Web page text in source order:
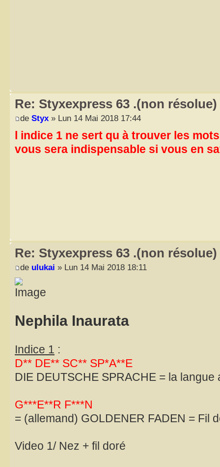
Re: Styxexpress 63 .(non résolue)
de Styx » Lun 14 Mai 2018 17:44
l indice 1 ne sert qu à trouver les
vous sera indispensable si vous en
Re: Styxexpress 63 .(non résolue)
de ulukai » Lun 14 Mai 2018 18:11
Nephila Inaurata
Indice 1 :
D** DE** SC** SP*A**E
DIE DEUTSCHE SPRACHE = la langue
G***E**R F***N
= (allemand) GOLDENER FADEN = Fil
Video 1/ Nez + fil doré